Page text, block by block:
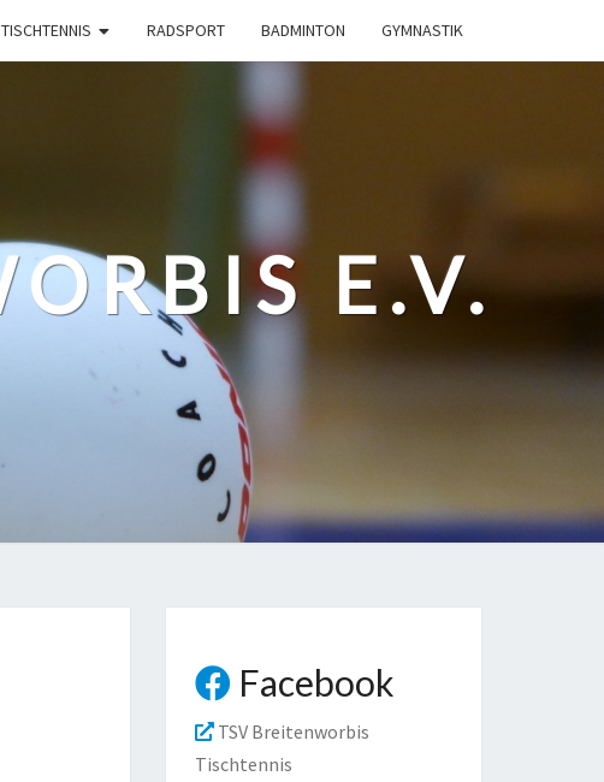
TISCHTENNIS RADSPORT BADMINTON GYMNASTIK
E.V.
Facebook
TSV Breitenworbis
Tischtennis